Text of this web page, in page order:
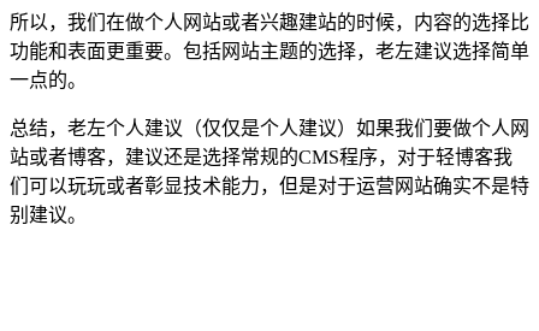
所以，我们在做个人网站或者兴趣建站的时候，内容的选择比
功能和表面更重要。包括网站主题的选择，老左建议选择简单
一点的。
总结，老左个人建议（仅仅是个人建议）如果我们要做个人网
站或者博客，建议还是选择常规的CMS程序，对于轻博客我
们可以玩玩或者彰显技术能力，但是对于运营网站确实不是特
别建议。